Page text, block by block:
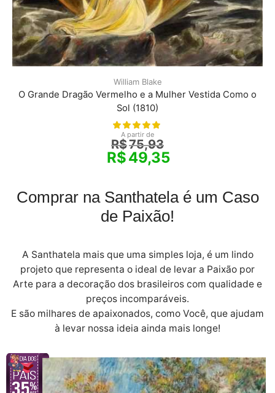
William Blake
O Grande Dragão Vermelho e a Mulher Vestida Como o
Sol (1810)
A partir de
R$75,93
R$49,35
Comprar na Santhatela é um Caso
de Paixão!
A Santhatela mais que uma simples loja, é um lindo
projeto que representa o ideal de levar a Paixão por
Arte para a decoração dos brasileiros com qualidade e
preços incomparáveis.
E são milhares de apaixonados, como Você, que ajudam
à levar nossa ideia ainda mais longe!